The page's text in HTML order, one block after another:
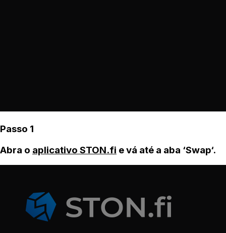
Passo 1
Abra o aplicativo STON.fi e vá até a aba ‘Swap‘.